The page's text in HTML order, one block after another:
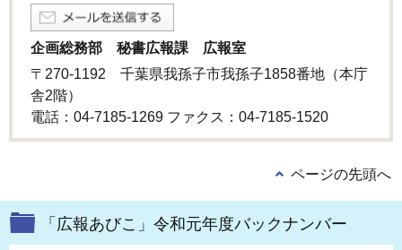
企画総務部 秘書広報課 広報室
〒270-1192 千葉県我孫子市我孫子1858番地（本庁
舎2階）
電話：04-7185-1269 ファクス：04-7185-1520
ページの先頭へ
「広報あびこ」令和元年度バックナンバー